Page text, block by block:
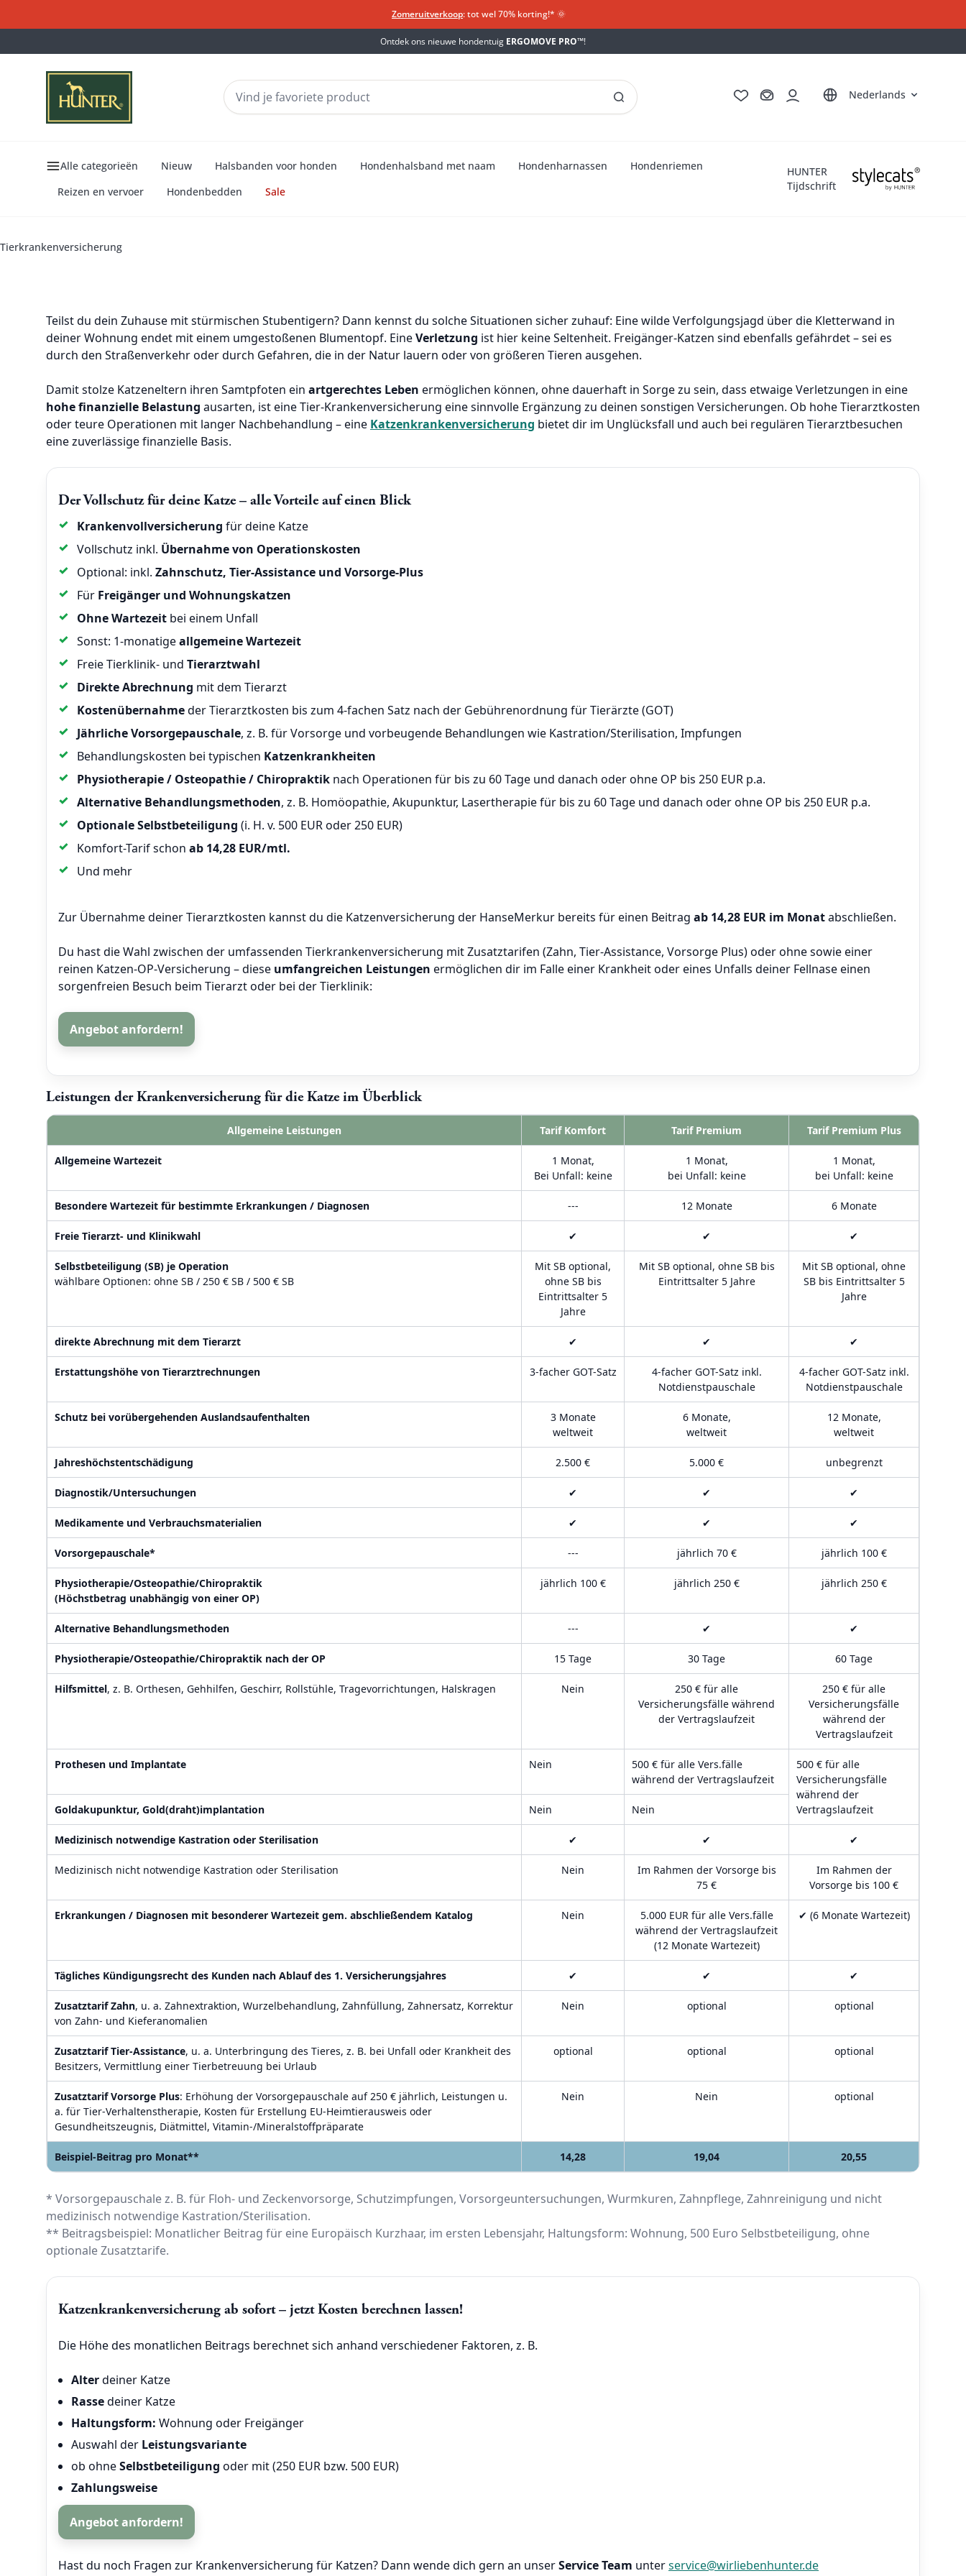
Zomeruitverkoop: tot wel 70% korting!*​ 🌞
Ontdek ons nieuwe hondentuig ERGOMOVE PRO™!
Deutsch
English
Français
ItalianoNederlands
Alle categorieën Nieuw Halsbanden voor honden Hondenhalsband met naam Hondenharnassen
Hondenriemen
Reizen en vervoer
Hondenbedden Sale
HUNTER
Tijdschrift
Tierkrankenversicherung
Krankenversicherung
Eine Versicherung der HanseMerkur
Teilst du dein Zuhause mit stürmischen Stubentigern? Dann kennst du solche Situationen sicher zuhauf: Eine wilde Verfolgungsjagd über die Kletterwand in
deiner Wohnung endet mit einem umgestoßenen Blumentopf. EineVerletzung ist hier keine Seltenheit. Freigänger-Katzen sind ebenfalls gefährdet – sei es
durch den Straßenverkehr oder durch Gefahren, die in der Natur lauern oder von größeren Tieren ausgehen.
Damit stolze Katzeneltern ihren Samtpfoten ein artgerechtes Leben ermöglichen können, ohne dauerhaft in Sorge zu sein, dass etwaige Verletzungen in eine
hohe finanzielle Belastung ausarten, ist eine Tier-Krankenversicherung eine sinnvolle Ergänzung zu deinen sonstigen Versicherungen. Ob hohe Tierarztkosten
oder teure Operationen mit langer Nachbehandlung – eine Katzenkrankenversicherung bietet dir im Unglücksfall und auch bei regulären Tierarztbesuchen
eine zuverlässige finanzielle Basis.
Der Vollschutz für deine Katze – alle Vorteile auf einen Blick
Krankenvollversicherung für deine Katze
Vollschutz inkl. Übernahme von Operationskosten
Optional: inkl. Zahnschutz, Tier-Assistance und Vorsorge-Plus
Für Freigänger und Wohnungskatzen
Ohne Wartezeit bei einem Unfall
Sonst: 1-monatigeallgemeine Wartezeit
Freie Tierklinik- und Tierarztwahl
Direkte Abrechnung mit dem Tierarzt
Kostenübernahmeder Tierarztkosten bis zum 4-fachen Satz nach der Gebührenordnung für Tierärzte (GOT)
Jährliche Vorsorgepauschale, z. B. für Vorsorge und vorbeugende Behandlungen wie Kastration/Sterilisation, Impfungen
Behandlungskosten bei typischen Katzenkrankheiten
Physiotherapie / Osteopathie / Chiropraktik nach Operationen für bis zu 60 Tage und danach oder ohne OP bis 250 EUR p.a.
Alternative Behandlungsmethoden, z. B. Homöopathie, Akupunktur, Lasertherapie für bis zu 60 Tage und danach oder ohne OP bis 250 EUR p.a.
Optionale Selbstbeteiligung (i. H. v. 500 EUR oder 250 EUR)
Komfort-Tarif schon ab 14,28 EUR/mtl.
Und mehr
Zur Übernahme deiner Tierarztkosten kannst du die Katzenversicherung der HanseMerkur bereits für einen Beitrag ab 14,28 EUR im Monatabschließen.
Du hast die Wahl zwischen der umfassenden Tierkrankenversicherung mit Zusatztarifen (Zahn, Tier-Assistance, Vorsorge Plus) oder ohne sowie einer
reinen Katzen-OP-Versicherung – diese umfangreichen Leistungen ermöglichen dir im Falle einer Krankheit oder eines Unfalls deiner Fellnase einen
sorgenfreien Besuch beim Tierarzt oder bei der Tierklinik:
Angebot anfordern!
Leistungen der Krankenversicherung für die Katze im Überblick
Allgemeine Leistungen Tarif Komfort Tarif Premium Tarif Premium Plus
Allgemeine Wartezeit
1 Monat,
Bei Unfall: keine
1 Monat,
bei Unfall: keine
1 Monat,
bei Unfall: keine
Besondere Wartezeit für bestimmte Erkrankungen / Diagnosen --- 12 Monate 6 Monate
Freie Tierarzt- und Klinikwahl ✔ ✔ ✔
Selbstbeteiligung (SB) je Operation
wählbare Optionen: ohne SB / 250 € SB / 500 € SB
Mit SB optional,
ohne SB bis
Eintrittsalter 5
Jahre
Mit SB optional, ohne SB bis
Eintrittsalter 5 Jahre
Mit SB optional, ohne
SB bis Eintrittsalter 5
Jahre
direkte Abrechnung mit dem Tierarzt ✔ ✔ ✔
Erstattungshöhe von Tierarztrechnungen 3-facher GOT-Satz
4-facher GOT-Satz inkl.
Notdienstpauschale
4-facher GOT-Satz inkl.
Notdienstpauschale
Schutz bei vorübergehenden Auslandsaufenthalten
3 Monate
weltweit
6 Monate,
weltweit
12 Monate,
weltweit
Jahreshöchstentschädigung 2.500 € 5.000 € unbegrenzt
Diagnostik/Untersuchungen ✔ ✔ ✔
Medikamente und Verbrauchsmaterialien ✔ ✔ ✔
Vorsorgepauschale* --- jährlich 70 € jährlich 100 €
Physiotherapie/Osteopathie/Chiropraktik
(Höchstbetrag unabhängig von einer OP)
jährlich 100 € jährlich 250 € jährlich 250 €
Alternative Behandlungsmethoden --- ✔ ✔
Physiotherapie/Osteopathie/Chiropraktik nach der OP 15 Tage 30 Tage 60 Tage
Hilfsmittel, z. B. Orthesen, Gehhilfen, Geschirr, Rollstühle, Tragevorrichtungen, Halskragen Nein
250 € für alle
Versicherungsfälle während
der Vertragslaufzeit
250 € für alle
Versicherungsfälle
während der
Vertragslaufzeit
Prothesen und Implantate Nein
500 € für alle Vers.fälle
während der Vertragslaufzeit
500 € für alle
Versicherungsfälle
während der
Vertragslaufzeit
Goldakupunktur, Gold(draht)implantation Nein Nein
Medizinisch notwendige Kastration oder Sterilisation ✔ ✔ ✔
Medizinisch nicht notwendige Kastration oder Sterilisation Nein
Im Rahmen der Vorsorge bis
75 €
Im Rahmen der
Vorsorge bis 100 €
Erkrankungen / Diagnosen mit besonderer Wartezeit gem. abschließendem Katalog Nein
5.000 EUR für alle Vers.fälle
während der Vertragslaufzeit
(12 Monate Wartezeit)
✔ (6 Monate Wartezeit)
Tägliches Kündigungsrecht des Kunden nach Ablauf des 1. Versicherungsjahres ✔ ✔ ✔
Zusatztarif Zahn, u. a. Zahnextraktion, Wurzelbehandlung, Zahnfüllung, Zahnersatz, Korrektur
von Zahn- und Kieferanomalien
Nein optional optional
Zusatztarif Tier-Assistance, u. a. Unterbringung des Tieres, z. B. bei Unfall oder Krankheit des
Besitzers, Vermittlung einer Tierbetreuung bei Urlaub
optional optional optional
Zusatztarif Vorsorge Plus: Erhöhung der Vorsorgepauschale auf 250 € jährlich, Leistungen u.
a. für Tier-Verhaltenstherapie, Kosten für Erstellung EU-Heimtierausweis oder
Gesundheitszeugnis, Diätmittel, Vitamin-/Mineralstoffpräparate
Nein Nein optional
Beispiel-Beitrag pro Monat** 14,28 19,04 20,55
* Vorsorgepauschale z. B. für Floh- und Zeckenvorsorge, Schutzimpfungen, Vorsorgeuntersuchungen, Wurmkuren, Zahnpflege, Zahnreinigung und nicht
medizinisch notwendige Kastration/Sterilisation.
** Beitragsbeispiel: Monatlicher Beitrag für eine Europäisch Kurzhaar, im ersten Lebensjahr, Haltungsform: Wohnung, 500 Euro Selbstbeteiligung, ohne
optionale Zusatztarife.
Katzenkrankenversicherung ab sofort – jetzt Kosten berechnen lassen!
Die Höhe des monatlichen Beitrags berechnet sich anhand verschiedener Faktoren, z. B.
Alterdeiner Katze
Rassedeiner Katze
Haltungsform: Wohnung oder Freigänger
Auswahl der Leistungsvariante
ob ohneSelbstbeteiligung oder mit (250 EUR bzw. 500 EUR)
Zahlungsweise
Angebot anfordern!
Hast du noch Fragen zur Krankenversicherung für Katzen? Dann wende dich gern an unserService Team unterservice@wirliebenhunter.de